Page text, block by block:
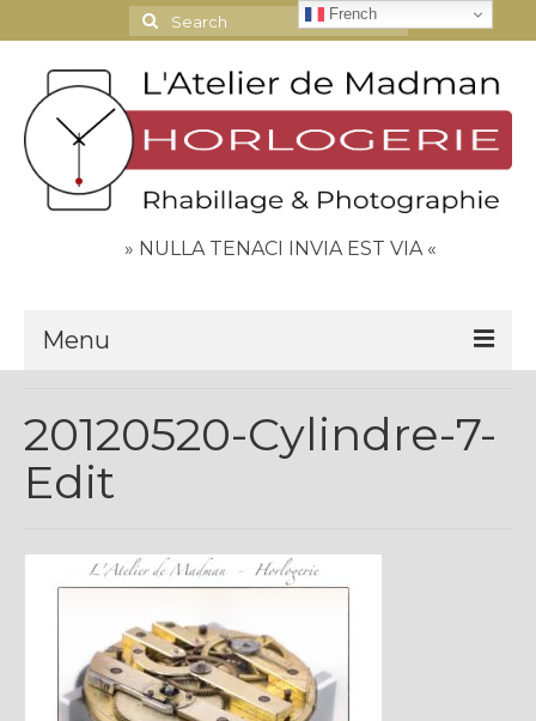
Search
for:
» NULLA TENACI INVIA EST VIA «
Menu
Contact
Espace Clients
Plus…
Marques Suisses du XXe siècle
Grands Horlogers
20120520-Cylindre-7-
Edit
French